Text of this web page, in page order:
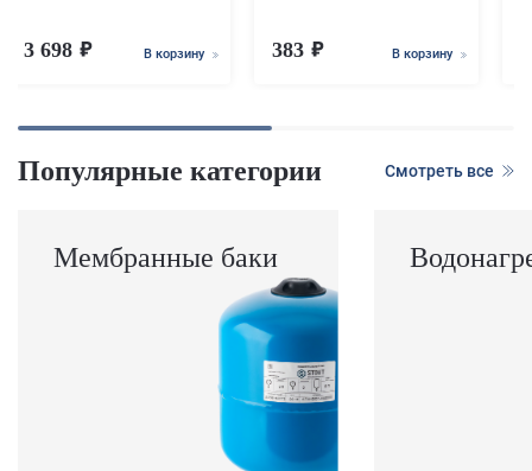
3 698 В корзину 383 В корзину
Популярные категории Смотреть все
Мембранные баки